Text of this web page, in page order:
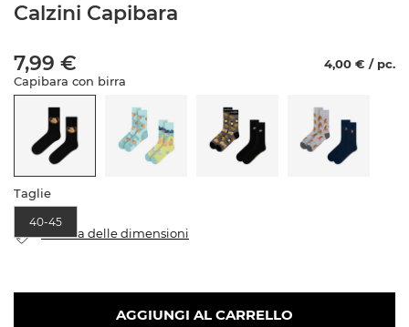
Calzini Capibara
7,99 €
4,00 € / pc.
Capibara con birra
Taglie
40-45
Tabella delle dimensioni
AGGIUNGI AL CARRELLO